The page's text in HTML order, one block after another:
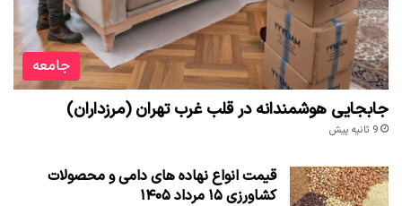
جامعه
جابجایی هوشمندانه در قلب غرب تهران (مرزداران)
9 ثانیه پیش
قیمت انواع نهاده های دامی و محصولات
کشاورزی ۱۵ مرداد ۱۴۰۵